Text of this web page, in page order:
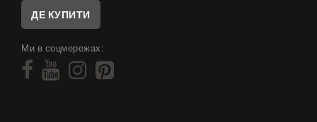
ДЕ КУПИТИ
Ми в соцмережах: